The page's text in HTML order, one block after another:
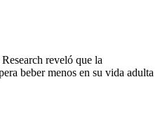
reveló que la
beber menos en su vida adulta